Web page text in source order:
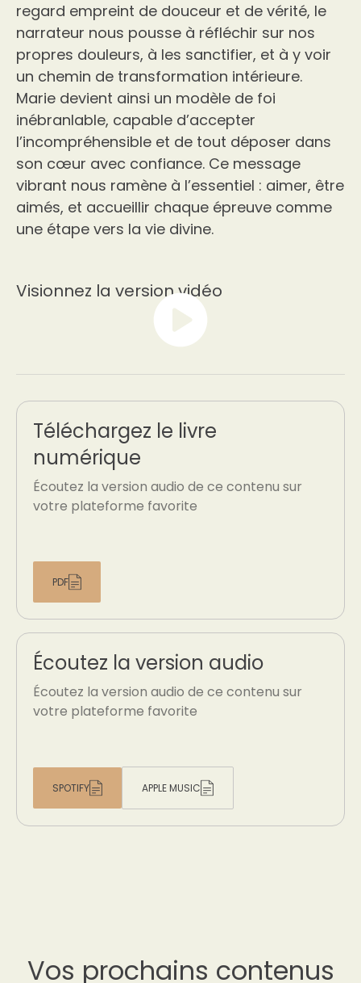
regard empreint de douceur et de vérité, le
narrateur nous pousse à réfléchir sur nos
propres douleurs, à les sanctifier, et à y voir
un chemin de transformation intérieure.
Marie devient ainsi un modèle de foi
inébranlable, capable d’accepter
l’incompréhensible et de tout déposer dans
son cœur avec confiance. Ce message
vibrant nous ramène à l’essentiel : aimer, être
aimés, et accueillir chaque épreuve comme
une étape vers la vie divine.
Visionnez la version vidéo
Téléchargez le livre
numérique
Écoutez la version audio de ce contenu sur
votre plateforme favorite
PDF
Écoutez la version audio
Écoutez la version audio de ce contenu sur
votre plateforme favorite
SPOTIFY APPLE MUSIC
Vos prochains contenus